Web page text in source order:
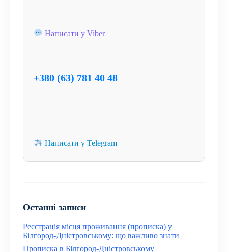
Написати у Viber
+380 (63) 781 40 48
Написати у Telegram
Останні записи
Реєстрація місця проживання (прописка) у
Білгород-Дністровському: що важливо знати
Прописка в Білгород-Дністровському